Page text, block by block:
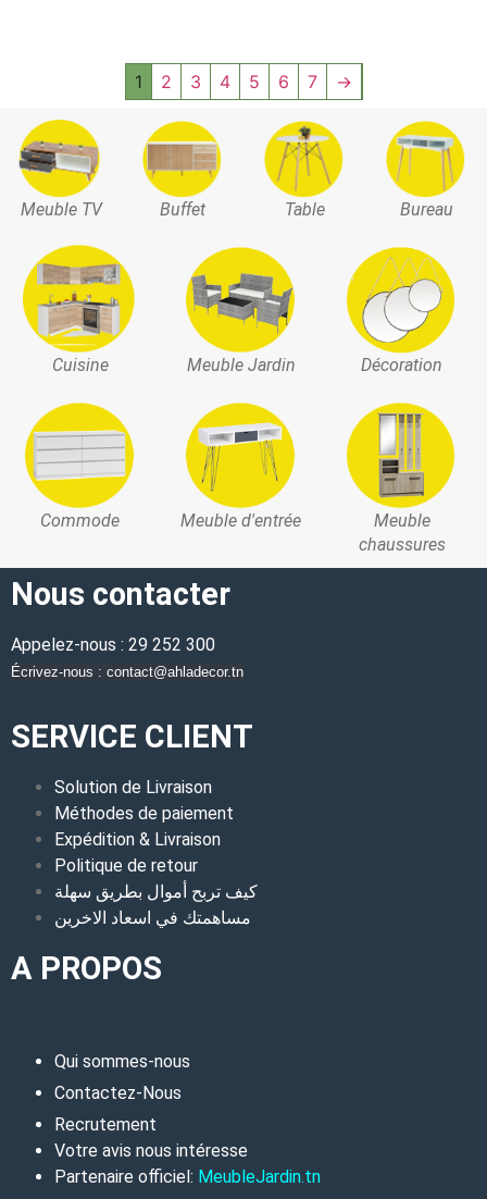
1 2 3 4 5 6 7 →
Meuble TV Buffet Table Bureau
Cuisine Meuble Jardin Décoration
Commode Meuble d'entrée
Meuble
chaussures
Nous contacter
Appelez-nous : 29 252 300
Écrivez-nous : contact@ahladecor.tn
SERVICE CLIENT
Solution de Livraison
Méthodes de paiement
Expédition & Livraison
Politique de retour
كيف تربح أموال بطريق سهلة
مساهمتك في اسعاد الاخرين
A PROPOS
Qui sommes-nous
Contactez-Nous
Recrutement
Votre avis nous intéresse
Partenaire officiel: MeubleJardin.tn